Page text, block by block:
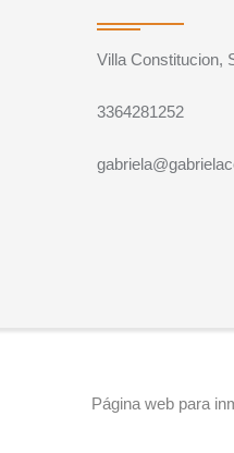
Villa Constitucion,
3364281252
Página web para